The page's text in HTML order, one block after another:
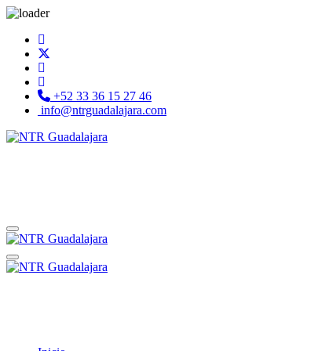
+52 33 36 15 27 46
info@ntrguadalajara.com